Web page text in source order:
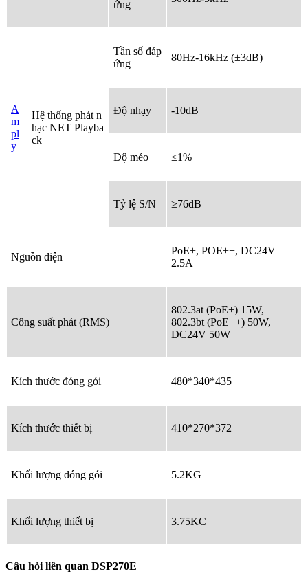
ứng
A
m
pl
y
Hệ thống phát n
hạc NET Playba
ck
Tần số đáp
ứng
80Hz-16kHz (±3dB)
Độ nhạy -10dB
Độ méo ≤1%
Tỷ lệ S/N ≥76dB
Nguồn điện
PoE+, POE++, DC24V
2.5A
Công suất phát (RMS)
802.3at (PoE+) 15W,
802.3bt (PoE++) 50W,
DC24V 50W
Kích thước đóng gói 480*340*435
Kích thước thiết bị 410*270*372
Khối lượng đóng gói 5.2KG
Khối lượng thiết bị 3.75KC
Câu hỏi liên quan DSP270E